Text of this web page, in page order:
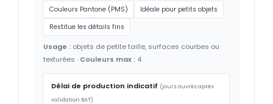
Couleurs Pantone (PMS)
Idéale pour petits objets
Restitue les détails fins
Usage : objets de petite taille, surfaces courbes ou
texturées · Couleurs max : 4
Délai de production indicatif (jours ouvrés après
validation BAT)